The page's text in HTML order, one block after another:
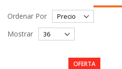
Ordenar Por
Mostrar
OFERTA